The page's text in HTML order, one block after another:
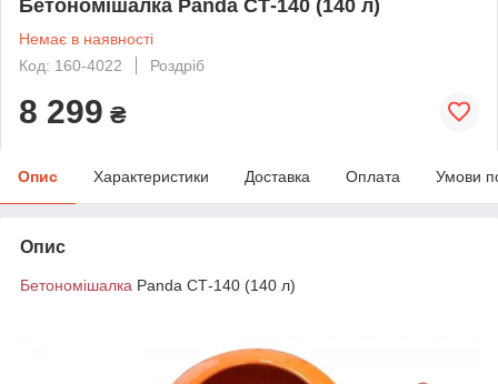
Бетономішалка Panda СТ-140 (140 л)
Немає в наявності
Код: 160-4022
Роздріб
8 299 ₴
Опис Характеристики Доставка Оплата Умови
Опис
Бетономішалка Panda СТ-140 (140 л)